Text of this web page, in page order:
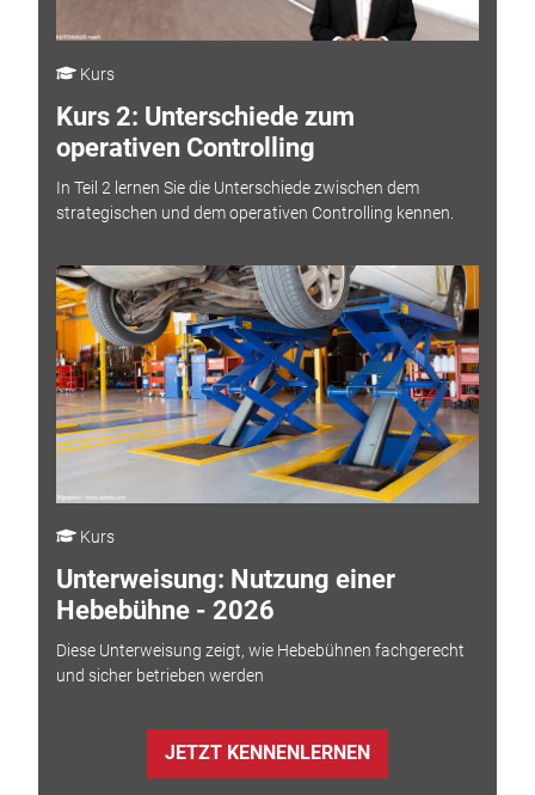
Kurs
Kurs 2: Unterschiede zum
operativen Controlling
In Teil 2 lernen Sie die Unterschiede zwischen dem
strategischen und dem operativen Controlling kennen.
Kurs
Unterweisung: Nutzung einer
Hebebühne - 2026
Diese Unterweisung zeigt, wie Hebebühnen fachgerecht
und sicher betrieben werden
JETZT KENNENLERNEN